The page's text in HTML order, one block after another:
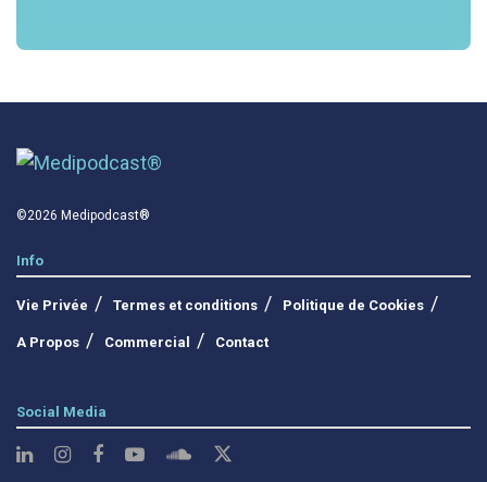
©2026 Medipodcast®
Info
Vie Privée Termes et conditions Politique de Cookies
A Propos Commercial Contact
Social Media